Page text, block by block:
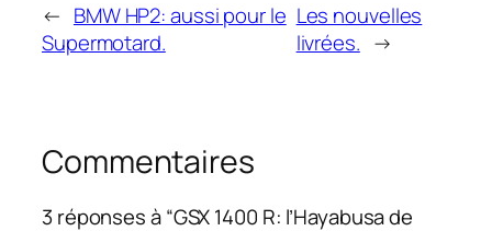
← BMW HP2: aussi pour le
Supermotard.
Les nouvelles
livrées. →
Commentaires
3 réponses à “GSX 1400 R: l’Hayabusa de